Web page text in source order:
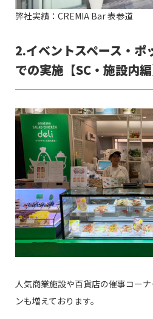
弊社実績：CREMIA Bar 表参道
2.イベントスペース・ポ
での実施【SC・施設内編
人気商業施設や百貨店の催事コー
ンも増えております。